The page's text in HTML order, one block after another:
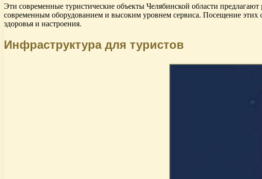
Эти современные туристические объекты Челябинской области
современным оборудованием и высоким уровнем сервиса. Посещение этих
здоровья и настроения.
Инфраструктура для туристов